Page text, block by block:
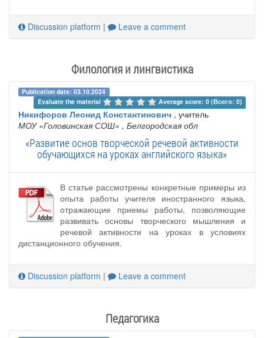
Discussion platform | Leave a comment
Филология и лингвистика
Publication date: 03.10.2024
Evaluate the material
Average score: 0 (Всего: 0)
Никифоров Леонид Константинович , учитель
МОУ «Головинская СОШ» , Белгородская обл
«Развитие основ творческой речевой активности
обучающихся на уроках английского языка»
В статье рассмотрены конкретные примеры из
опыта работы учителя иностранного языка,
отражающие приемы работы, позволяющие
развивать основы творческого мышления и
речевой активности на уроках в условиях
дистанционного обучения.
Discussion platform | Leave a comment
Педагогика